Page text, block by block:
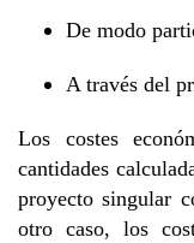
De modo
A través del
Los costes
cantidades
proyecto singular
otro caso, los